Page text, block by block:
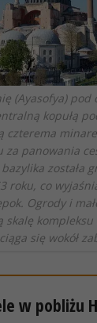
(Ayasofya) pod
kopułą
czterema
za panowania
została
roku, co
Ogrody i
skalę
się wokół
w pobliżu